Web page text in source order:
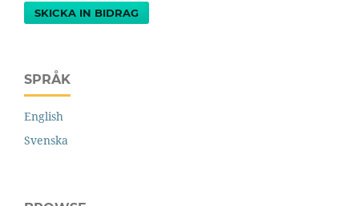
SKICKA IN BIDRAG
SPRÅK
English
Svenska